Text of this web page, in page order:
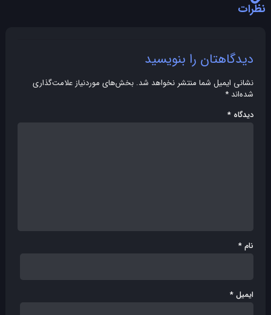
نظرات
دیدگاهتان را بنویسید
نشانی ایمیل شما منتشر نخواهد شد. بخش‌های موردنیاز علامت‌گذاری
شده‌اند *
دیدگاه *
نام*
ایمیل*